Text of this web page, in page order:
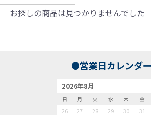
お探しの商品は見つかりませんでした
●営業日カレンダー
2026年8月
日 月 火 水 木 金
26 27 28 29 30 31